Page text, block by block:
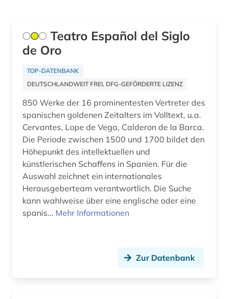
komponist (1)
korpus (1)
kreolische sprachen (1)
kulturwissenschaften (27)
kunstmusik (1)
landeskunde (20)
latein (1)
lateinamerika (13)
Teatro Español del Siglo
de Oro
TOP-DATENBANK
DEUTSCHLANDWEIT FREI, DFG-GEFÖRDERTE LIZENZ
850 Werke der 16 prominentesten Vertreter des
spanischen goldenen Zeitalters im Volltext, u.a.
Cervantes, Lope de Vega, Calderon de la Barca.
Die Periode zwischen 1500 und 1700 bildet den
Höhepunkt des intellektuellen und
künstlerischen Schaffens in Spanien. Für die
Auswahl zeichnet ein internationales
Herausgeberteam verantwortlich. Die Suche
kann wahlweise über eine englische oder eine
spanis... Mehr Informationen
Zur Datenbank